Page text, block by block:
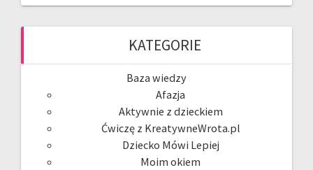
KATEGORIE
Baza wiedzy
Afazja
Aktywnie z dzieckiem
Ćwiczę z KreatywneWrota.pl
Dziecko Mówi Lepiej
Moim okiem